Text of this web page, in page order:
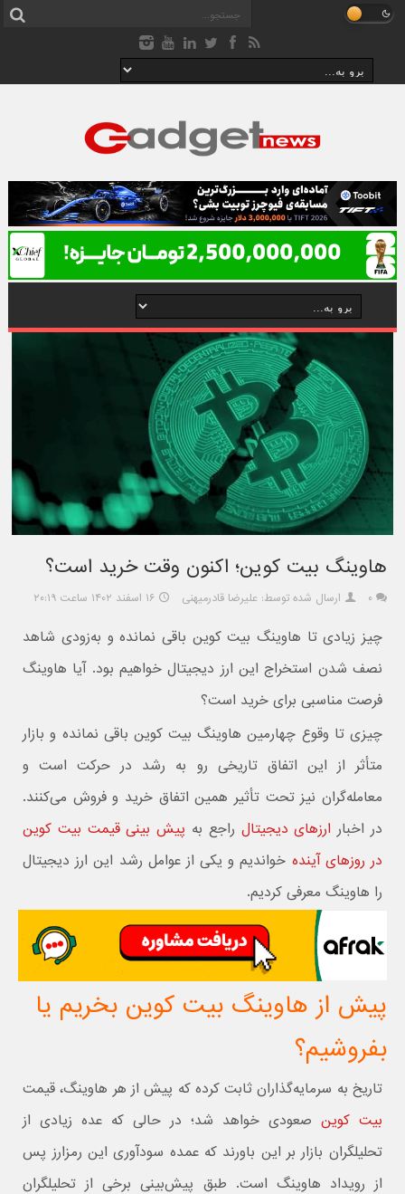
هاوینگ بیت کوین؛ اکنون وقت خرید است؟
۰ ارسال شده توسط: علیرضا قادرمیهنی ۱۶ اسفند ۱۴۰۲ ساعت ۲۰:۱۹
چیز زیادی تا هاوینگ بیت کوین باقی نمانده و به‌زودی شاهد
نصف شدن استخراج این ارز دیجیتال خواهیم بود. آیا هاوینگ
فرصت مناسبی برای خرید است؟
چیزی تا وقوع چهارمین هاوینگ بیت کوین باقی نمانده و بازار
متأثر از این اتفاق تاریخی رو به رشد در حرکت است و
معامله‌گران نیز تحت تأثیر همین اتفاق خرید و فروش می‌کنند.
در اخبار ارزهای دیجیتال راجع به پیش بینی قیمت بیت کوین
در روزهای آینده خواندیم و یکی از عوامل رشد این ارز دیجیتال
را هاوینگ معرفی کردیم.
پیش از هاوینگ بیت کوین بخریم یا
بفروشیم؟
تاریخ به سرمایه‌گذاران ثابت کرده که پیش از هر هاوینگ، قیمت
بیت کوین صعودی خواهد شد؛ در حالی که عده زیادی از
تحلیلگران بازار بر این باورند که عمده سودآوری این رمزارز پس
از رویداد هاوینگ است. طبق پیش‌بینی برخی از تحلیلگران